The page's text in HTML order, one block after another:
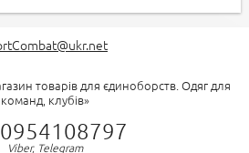
товарів для єдиноборств. Одяг для
команд, клубів»
Viber, Telegram